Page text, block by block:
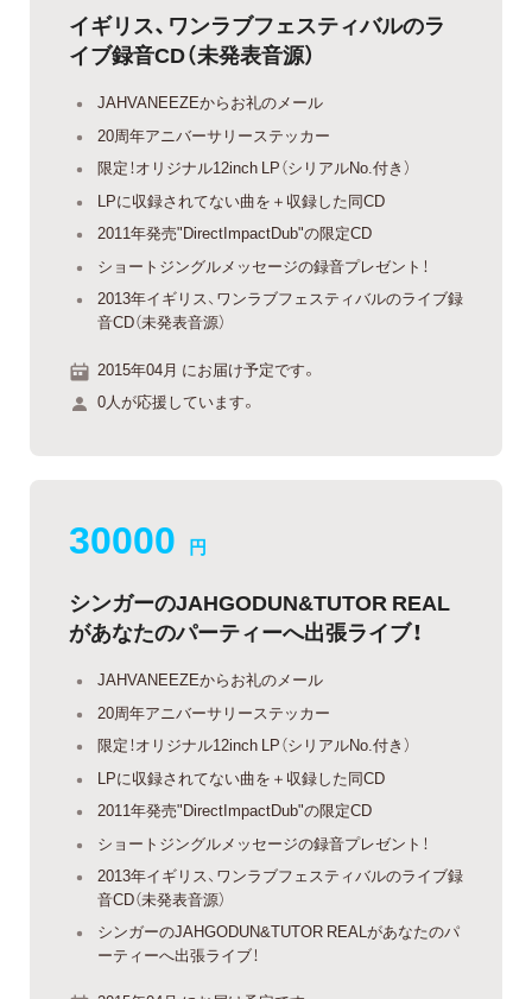
イギリス、ワンラブフェスティバルのラ
イブ録音CD（未発表音源）
JAHVANEEZEからお礼のメール
20周年アニバーサリーステッカー
限定！オリジナル12inch LP（シリアルNo.付き）
LPに収録されてない曲を＋収録した同CD
2011年発売"DirectImpactDub"の限定CD
ショートジングルメッセージの録音プレゼント！
2013年イギリス、ワンラブフェスティバルのライブ録
音CD（未発表音源）
2015年04月 にお届け予定です。
0人が応援しています。
30000 円
シンガーのJAHGODUN&TUTOR REAL
があなたのパーティーへ出張ライブ！
JAHVANEEZEからお礼のメール
20周年アニバーサリーステッカー
限定！オリジナル12inch LP（シリアルNo.付き）
LPに収録されてない曲を＋収録した同CD
2011年発売"DirectImpactDub"の限定CD
ショートジングルメッセージの録音プレゼント！
2013年イギリス、ワンラブフェスティバルのライブ録
音CD（未発表音源）
シンガーのJAHGODUN&TUTOR REALがあなたのパ
ーティーへ出張ライブ！